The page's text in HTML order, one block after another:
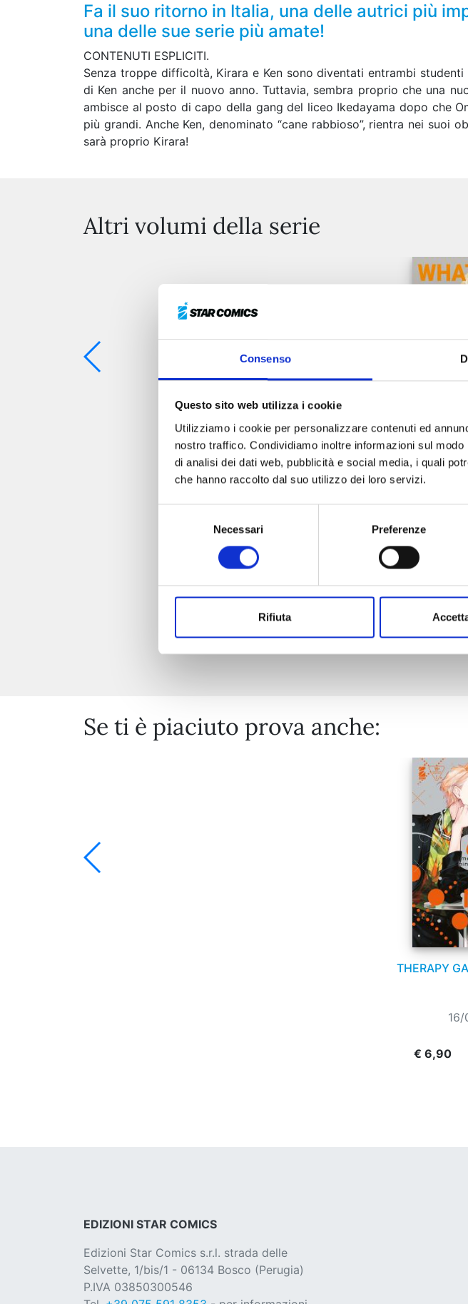
Consenso
Questo sito web utilizza i cookie
Utilizziamo i cookie per personalizzare contenuti ed
nostro traffico. Condividiamo inoltre informazioni sul
di analisi dei dati web, pubblicità e social media, i quali
che hanno raccolto dal suo utilizzo dei loro servizi.
Necessari Preferenze
Rifiuta
Fa il suo ritorno in Italia, una delle autrici più
una delle sue serie più amate!
CONTENUTI ESPLICITI.
Senza troppe difficoltà, Kirara e Ken sono diventati entrambi
di Ken anche per il nuovo anno. Tuttavia, sembra proprio che una
ambisce al posto di capo della gang del liceo Ikedayama dopo che
più grandi. Anche Ken, denominato “cane rabbioso”, rientra nei
sarà proprio Kirara!
Altri volumi della serie
WHAT ABOUT
€ 6,90
Se ti è piaciuto prova anche:
THERAPY
€ 6,90
EDIZIONI STAR COMICS
Edizioni Star Comics s.r.l. strada delle
Selvette, 1/bis/1 - 06134 Bosco (Perugia)
P.IVA 03850300546